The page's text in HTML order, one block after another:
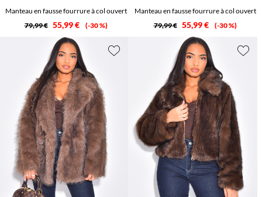
Manteau en fausse fourrure à col ouvert
79,99 € 55,99 € -30 %
Manteau en fausse fourrure à col ouvert
79,99 € 55,99 € -30 %